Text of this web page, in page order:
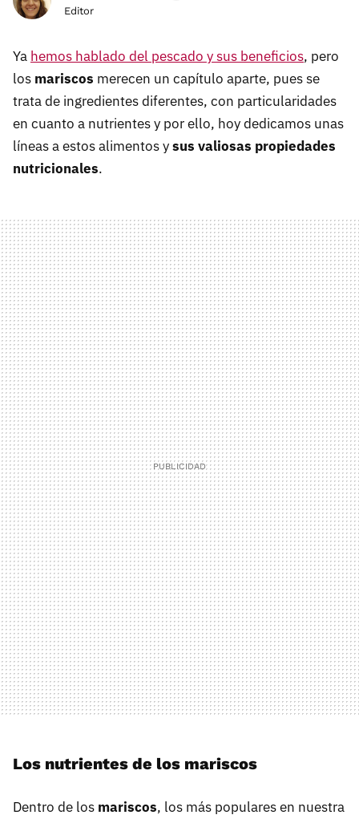
Editor
Ya hemos hablado del pescado y sus beneficios, pero
los mariscos merecen un capítulo aparte, pues se
trata de ingredientes diferentes, con particularidades
en cuanto a nutrientes y por ello, hoy dedicamos unas
líneas a estos alimentos ysus valiosas propiedades
nutricionales.
Los nutrientes de los mariscos
Dentro de los mariscos, los más populares en nuestra